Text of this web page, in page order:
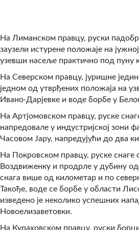
На Лиманском правцу, руски
заузели истурене положаје на
узевши насеље практично под пуну
На Северском правцу, јуришне
једном од утврђених положаја на
Ивано-Дарјевке и воде борбе у
На Артјомовском правцу, руске
напредовале у индустријској зони
Часовом Јару, напредујући до два
На Покровском правцу, руске снаге
Воздвиженку и продрле у дубину
снага више од километар и по
Такође, воде се борбе у области
изведено је неколико успешних
Новоелизаветовки.
На Кураховском правцу, руски